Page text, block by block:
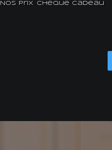
Nos prix Chèque cadeau